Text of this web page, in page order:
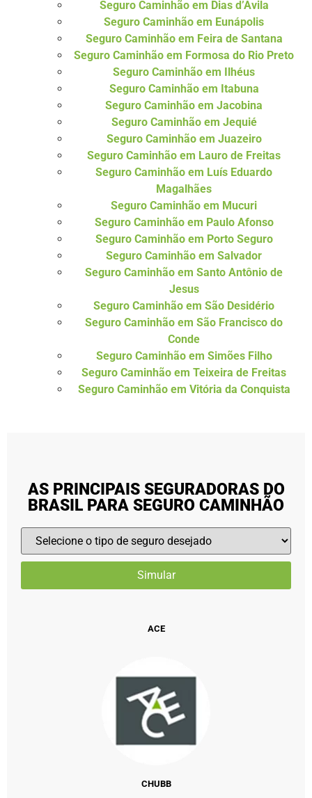
Seguro Caminhão em Dias d’Ávila
Seguro Caminhão em Eunápolis
Seguro Caminhão em Feira de Santana
Seguro Caminhão em Formosa do Rio Preto
Seguro Caminhão em Ilhéus
Seguro Caminhão em Itabuna
Seguro Caminhão em Jacobina
Seguro Caminhão em Jequié
Seguro Caminhão em Juazeiro
Seguro Caminhão em Lauro de Freitas
Seguro Caminhão em Luís Eduardo
Magalhães
Seguro Caminhão em Mucuri
Seguro Caminhão em Paulo Afonso
Seguro Caminhão em Porto Seguro
Seguro Caminhão em Salvador
Seguro Caminhão em Santo Antônio de
Jesus
Seguro Caminhão em São Desidério
Seguro Caminhão em São Francisco do
Conde
Seguro Caminhão em Simões Filho
Seguro Caminhão em Teixeira de Freitas
Seguro Caminhão em Vitória da Conquista
AS PRINCIPAIS SEGURADORAS DO
BRASIL PARA SEGURO CAMINHÃO
ACE
CHUBB